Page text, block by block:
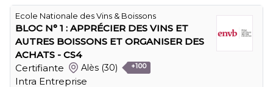
Ecole Nationale des Vins & Boissons
BLOC N° 1 : APPRÉCIER DES VINS ET
AUTRES BOISSONS ET ORGANISER DES
ACHATS - CS4
Certifiante
Alès (30) +100
Intra Entreprise